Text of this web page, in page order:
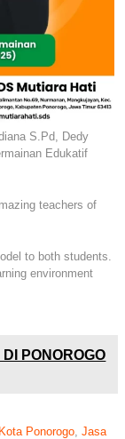
S.Pd, Dedy
Edukatif
teachers of
to both students.
environment
PONOROGO
Ponorogo ,Jasa